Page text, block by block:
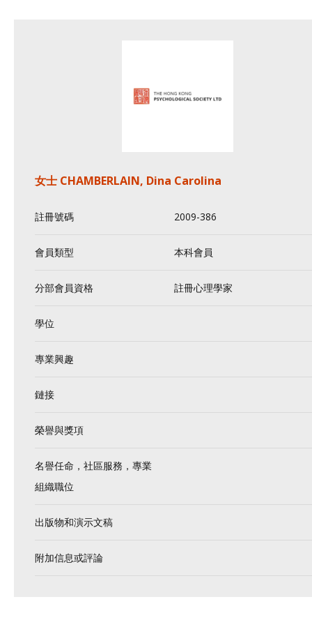
女士 CHAMBERLAIN, Dina Carolina
註冊號碼 2009-386
會員類型 本科會員
分部會員資格 註冊心理學家
學位
專業興趣
鏈接
榮譽與獎項
名譽任命，社區服務，專業
組織職位
出版物和演示文稿
附加信息或評論